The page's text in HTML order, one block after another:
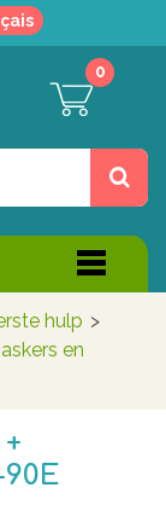
0
hulp >
en